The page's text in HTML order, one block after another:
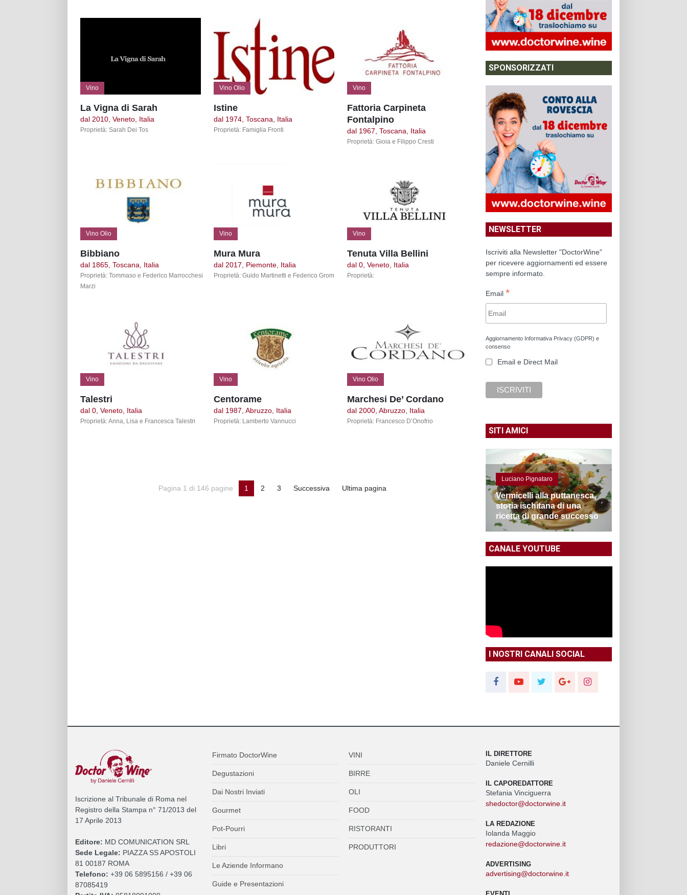
Vino
La Vigna di Sarah
dal 2010, Veneto, Italia
Proprietà: Sarah Dei Tos
Vino Olio
Istine
dal 1974, Toscana, Italia
Proprietà: Famiglia Fronti
Vino
Fattoria Carpineta
Fontalpino
dal 1967, Toscana, Italia
Proprietà: Gioia e Filippo Cresti
Vino Olio
Bibbiano
dal 1865, Toscana, Italia
Proprietà: Tommaso e Federico Marrocchesi
Marzi
Vino
Mura Mura
dal 2017, Piemonte, Italia
Proprietà: Guido Martinetti e Federico Grom
Vino
Tenuta Villa Bellini
dal 0, Veneto, Italia
Proprietà:
Vino
Talestri
dal 0, Veneto, Italia
Proprietà: Anna, Lisa e Francesca Talestri
Vino
Centorame
dal 1987, Abruzzo, Italia
Proprietà: Lamberto Vannucci
Vino Olio
Marchesi De’ Cordano
dal 2000, Abruzzo, Italia
Proprietà: Francesco D’Onofrio
Pagina 1 di 146 pagine 1 2 3 Successiva Ultima pagina
SPONSORIZZATI
NEWSLETTER
Iscriviti alla Newsletter "DoctorWine"
per ricevere aggiornamenti ed essere
sempre informato.
Email *
Aggiornamento Informativa Privacy (GDPR) e
consenso
Email e Direct Mail
SITI AMICI
Luciano Pignataro
Vermicelli alla puttanesca,
storia ischitana di una
ricetta di grande successo
CANALE YOUTUBE
I NOSTRI CANALI SOCIAL
Iscrizione al Tribunale di Roma nel
Registro della Stampa n° 71/2013 del
17 Aprile 2013
Editore: MD COMUNICATION SRL
Sede Legale: PIAZZA SS APOSTOLI
81 00187 ROMA
Telefono: +39 06 5895156 / +39 06
87085419
Firmato DoctorWine
Degustazioni
Dai Nostri Inviati
Gourmet
Pot-Pourri
Libri
Le Aziende Informano
Guide e Presentazioni
VINI
BIRRE
OLI
FOOD
RISTORANTI
PRODUTTORI
IL DIRETTORE
Daniele Cernilli
IL CAPOREDATTORE
Stefania Vinciguerra
shedoctor@doctorwine.it
LA REDAZIONE
Iolanda Maggio
redazione@doctorwine.it
ADVERTISING
advertising@doctorwine.it